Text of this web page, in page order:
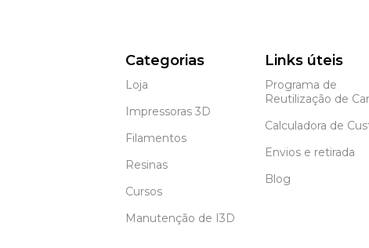
Categorias
Loja
Impressoras 3D
Filamentos
Resinas
Cursos
Manutenção de I3D
Links úteis
Programa de
Reutilização de
Calculadora de
Envios e retirada
Blog